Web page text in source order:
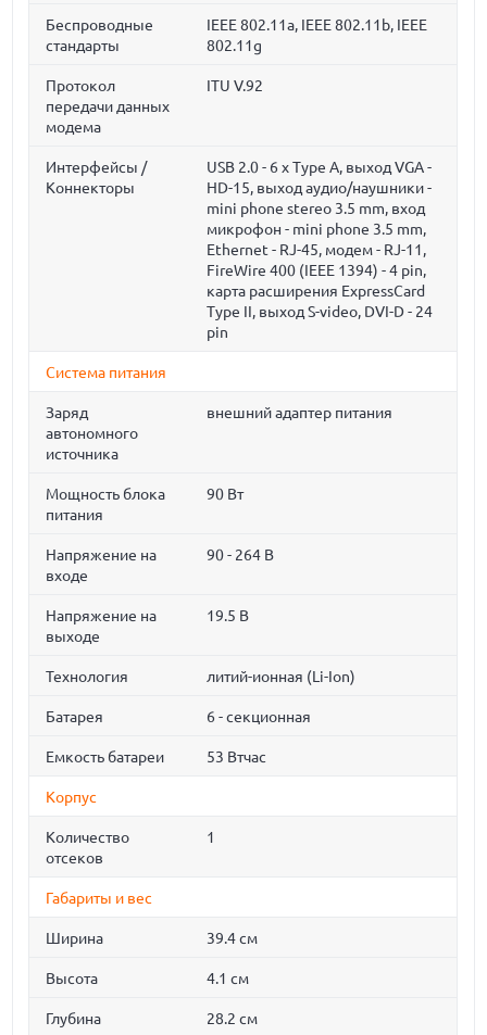
Беспроводные
стандарты
IEEE 802.11a, IEEE 802.11b, IEEE
802.11g
Протокол
передачи данных
модема
ITU V.92
Интерфейсы /
Коннекторы
USB 2.0 - 6 x Type A, выход VGA -
HD-15, выход аудио/наушники -
mini phone stereo 3.5 mm, вход
микрофон - mini phone 3.5 mm,
Ethernet - RJ-45, модем - RJ-11,
FireWire 400 (IEEE 1394) - 4 pin,
карта расширения ExpressCard
Type II, выход S-video, DVI-D - 24
pin
Система питания
Заряд
автономного
источника
внешний адаптер питания
Мощность блока
питания
90 Вт
Напряжение на
входе
90 - 264 В
Напряжение на
выходе
19.5 В
Технология литий-ионная (Li-Ion)
Батарея 6 - секционная
Емкость батареи 53 Втчас
Корпус
Количество
отсеков
1
Габариты и вес
Ширина 39.4 см
Высота 4.1 см
Глубина 28.2 см